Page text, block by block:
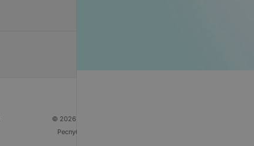
© 2026 ООО «Артокс Лаб», УНП 191700409
Республика Беларусь, г. Минск, улица Толбухина, 2,